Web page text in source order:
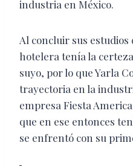
industria en México.
Al concluir sus
hotelera tenía la
suyo, por lo que Yarla
trayectoria en la
empresa Fiesta
que en ese entonces
se enfrentó con su